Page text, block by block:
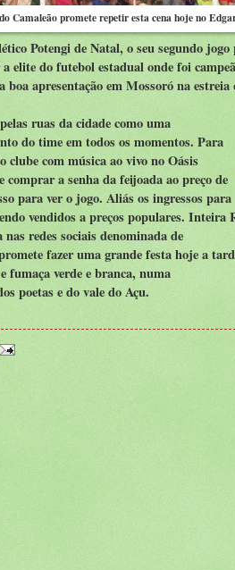
Camaleão promete repetir esta cena hoje no
Potengi de Natal, o seu segundo
elite do futebol estadual onde foi
apresentação em Mossoró na
ruas da cidade como uma
do time em todos os momentos. Para
com música ao vivo no Oásis
a senha da feijoada ao preço de
para ver o jogo. Aliás os ingressos para
vendidos a preços populares. Inteira
redes sociais denominada de
fazer uma grande festa hoje a
fumaça verde e branca, numa
poetas e do vale do Açu.